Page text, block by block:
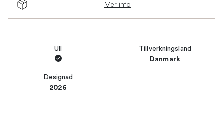
Mer info
Ull Tillverkningsland
Danmark
Designad
2026